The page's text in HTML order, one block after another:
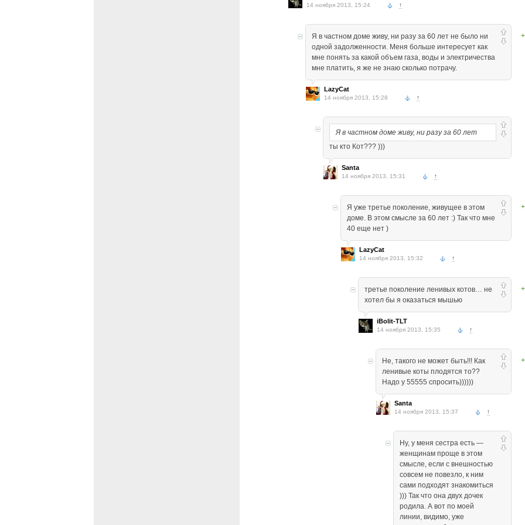
14 ноября 2013, 15:24 ↑
Я в частном доме живу, ни разу за 60 лет не было ни
одной задолженности. Меня больше интересует как
мне понять за какой объем газа, воды и электричества
мне платить, я же не знаю сколько потрачу.
LazyCat
14 ноября 2013, 15:28 ↑
Я в частном доме живу, ни разу за 60 лет
ты кто Кот??? )))
Santa
14 ноября 2013, 15:31 ↑
Я уже третье поколение, живущее в этом
доме. В этом смысле за 60 лет :) Так что мне
40 еще нет )
LazyCat
14 ноября 2013, 15:32 ↑
третье поколение ленивых котов… не
хотел бы я оказаться мышью
iBolit-TLT
14 ноября 2013, 15:35 ↑
Не, такого не может быть!!! Как
ленивые коты плодятся то??
Надо у 55555 спросить))))))
Santa
14 ноября 2013, 15:37 ↑
Ну, у меня сестра есть —
женщинам проще в этом
смысле, если с внешностью
совсем не повезло, к ним
сами подходят знакомиться
))) Так что она двух дочек
родила. А вот по моей
линии, видимо, уже